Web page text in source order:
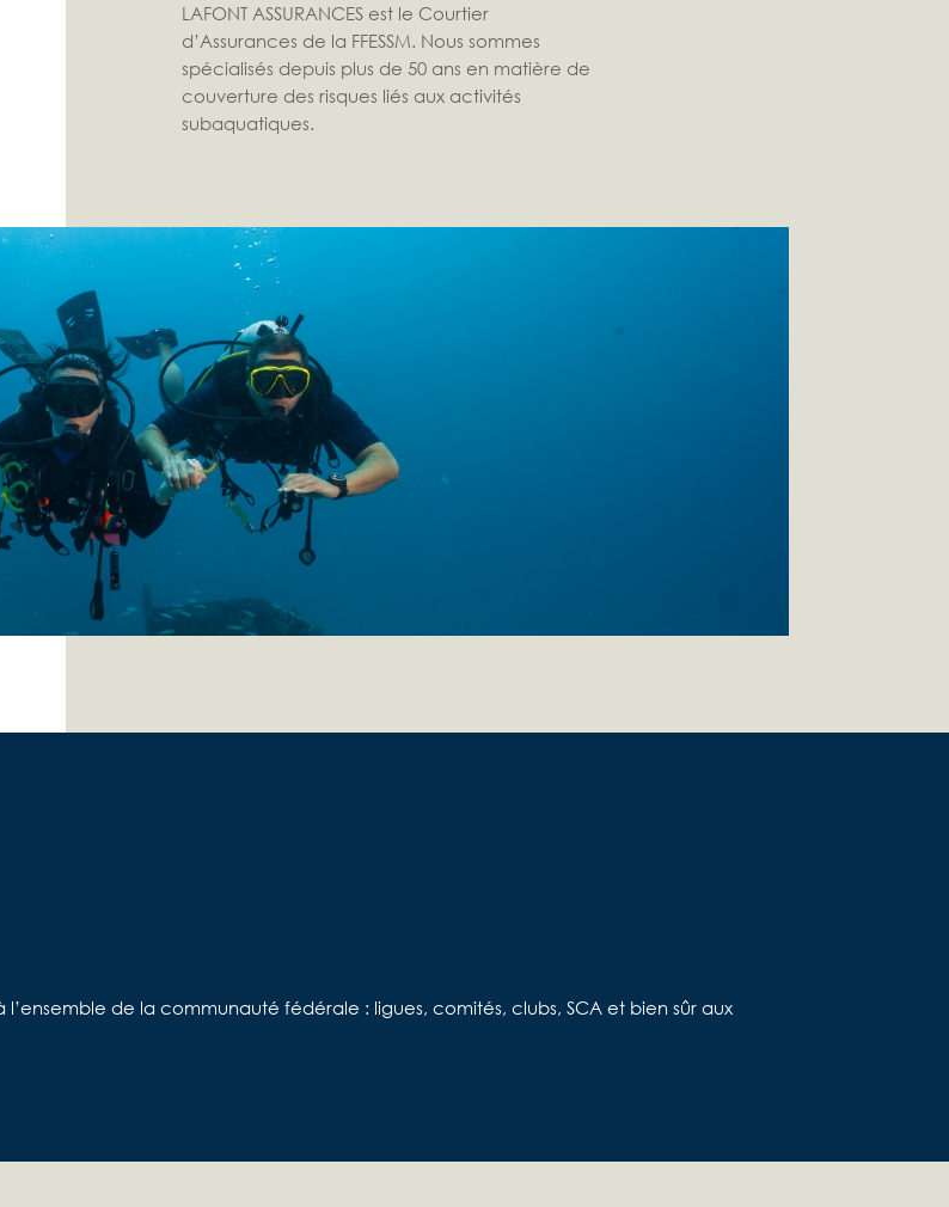
LAFONT ASSURANCES est le Courtier
d’Assurances de la FFESSM. Nous sommes
spécialisés depuis plus de 50 ans en matière de
couverture des risques liés aux activités
subaquatiques.
l’ensemble de la communauté fédérale : ligues, comités, clubs, SCA et bien sûr aux